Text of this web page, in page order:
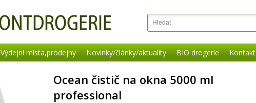
Výdejní místa,prodejny Novinky/články/aktuality BIO drogerie Kontakt
Ocean čistič na okna 5000 ml
professional